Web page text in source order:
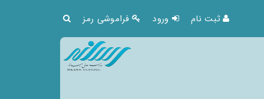
ثبت نام ورود فراموشی رمز